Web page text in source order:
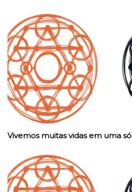
Vivemos muitas vidas em uma só